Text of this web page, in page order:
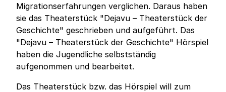
Migrationserfahrungen verglichen. Daraus haben
sie das Theaterstück "Dejavu – Theaterstück der
Geschichte" geschrieben und aufgeführt. Das
"Dejavu – Theaterstück der Geschichte" Hörspiel
haben die Jugendliche selbstständig
aufgenommen und bearbeitet.
Das Theaterstück bzw. das Hörspiel will zum